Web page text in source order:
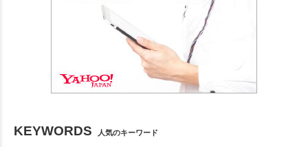
KEYWORDS 人気のキーワード